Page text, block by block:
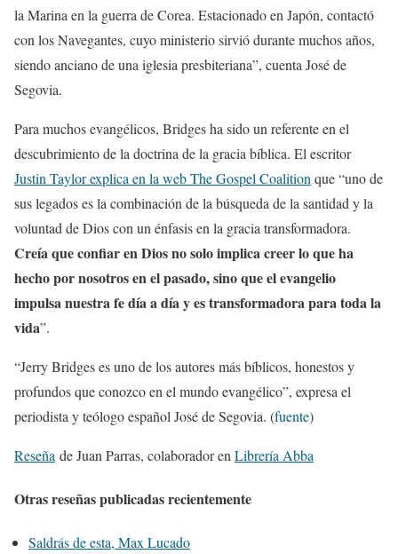
la Marina en la guerra de Corea. Estacionado en Japón, contactó
con los Navegantes, cuyo ministerio sirvió durante muchos años,
siendo anciano de una iglesia presbiteriana”, cuenta José de
Segovia.
Para muchos evangélicos, Bridges ha sido un referente en el
descubrimiento de la doctrina de la gracia bíblica. El escritor
Justin Taylor explica en la web The Gospel Coalition que “uno de
sus legados es la combinación de la búsqueda de la santidad y la
voluntad de Dios con un énfasis en la gracia transformadora.
Creía que confiar en Dios no solo implica creer lo que ha
hecho por nosotros en el pasado, sino que el evangelio
impulsa nuestra fe día a día y es transformadora para toda la
vida”.
“Jerry Bridges es uno de los autores más bíblicos, honestos y
profundos que conozco en el mundo evangélico”, expresa el
periodista y teólogo español José de Segovia. (fuente)
Reseña de Juan Parras, colaborador en Librería Abba
Otras reseñas publicadas recientemente
Saldrás de esta, Max Lucado